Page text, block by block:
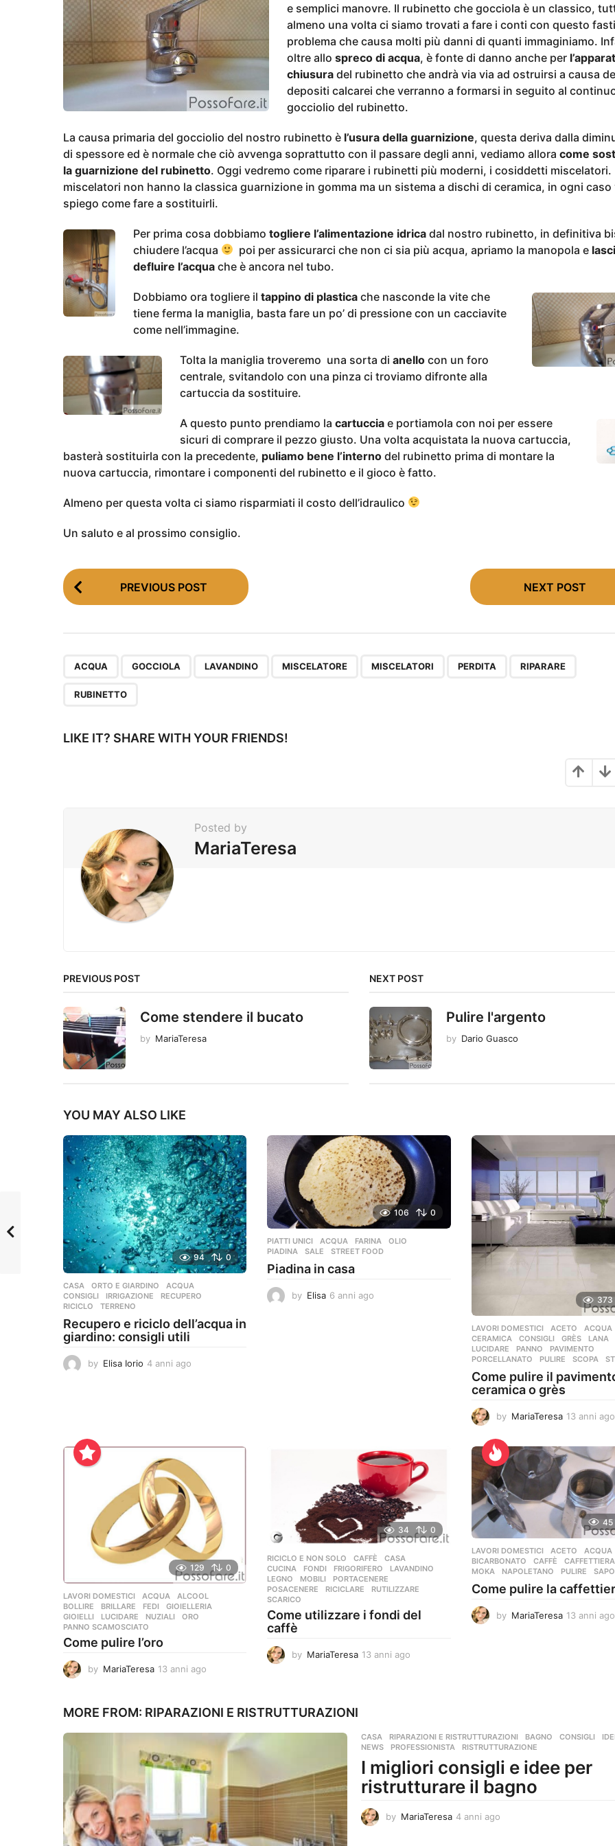
a
n
n
i
o
e semplici manovre. Il rubinetto che gocciola è un classico,
almeno una volta ci siamo trovati a fare i conti con questo
problema che causa molti più danni di quanti immaginiamo.
oltre allo spreco di acqua, è fonte di danno anche per
chiusuradel rubinetto che andrà via via ad ostruirsi a causa
depositi calcarei che verranno a formarsi in seguito al
gocciolio del rubinetto.
La causa primaria del gocciolio del nostro rubinetto è l’usura della guarnizione, questa deriva dalla
di spessore ed è normale che ciò avvenga soprattutto con il passare degli anni, vediamo allora come
la guarnizione del rubinetto. Oggi vedremo come riparare i rubinetti più moderni, i cosiddetti miscelatori.
miscelatori non hanno la classica guarnizione in gomma ma un sistema a dischi di ceramica, in ogni caso
spiego come fare a sostituirli.
Per prima cosa dobbiamo togliere l’alimentazione idricadal nostro rubinetto, in definitiva
chiudere l’acqua
poi per assicurarci che non ci sia più acqua, apriamo la manopola e
defluire l’acquache è ancora nel tubo.
Dobbiamo ora togliere il tappino di plasticache nasconde la vite che
tiene ferma la maniglia, basta fare un po’ di pressione con un cacciavite
come nell’immagine.
Tolta la maniglia troveremo una sorta di anellocon un foro
centrale, svitandolo con una pinza ci troviamo difronte alla
cartuccia da sostituire.
A questo punto prendiamo la cartucciae portiamola con noi per essere
sicuri di comprare il pezzo giusto. Una volta acquistata la nuova cartuccia,
basterà sostituirla con la precedente, puliamo bene l’interno del rubinetto prima di montare la
nuova cartuccia, rimontare i componenti del rubinetto e il gioco è fatto.
Almeno per questa volta ci siamo risparmiati il costo dell’idraulico
Un saluto e al prossimo consiglio.
P
o
P
i
PREVIOUS POST NEXT POST
ACQUA GOCCIOLA LAVANDINO MISCELATORE MISCELATORI PERDITA RIPARARE
RUBINETTO
LIKE IT? SHARE WITH YOUR FRIENDS!
Posted by
MariaTeresa
PREVIOUS POST
Come stendere il bucato
by MariaTeresa
NEXT POST
Pulire l'argento
by Dario Guasco
YOU MAY ALSO LIKE
94 0
CASA ,ORTO E GIARDINO ACQUA
CONSIGLI
,IRRIGAZIONE ,RECUPERO
RICICLO
,TERRENO
Recupero e riciclo dell’acqua in
giardino: consigli utili
by Elisa Iorio 4 anni ago
106 0
PIATTI UNICI ACQUA ,FARINA ,OLIO
PIADINA
,SALE ,STREET FOOD
Piadina in casa
by Elisa 6 anni ago 373
LAVORI DOMESTICI ACETO ,ACQUA
CERAMICA
,CONSIGLI ,GRÈS ,LANA
LUCIDARE
,PANNO ,PAVIMENTO
PORCELLANATO
,PULIRE ,SCOPA ,
Come pulire il
ceramica o grès
by MariaTeresa 13 anni ago
129 0
LAVORI DOMESTICI ACQUA ,ALCOOL
BOLLIRE
,BRILLARE ,FEDI ,GIOIELLERIA
GIOIELLI
,LUCIDARE ,NUZIALI ,ORO
PANNO SCAMOSCIATO
Come pulire l’oro
by MariaTeresa 13 anni ago
n
i
g
o
34 0
RICICLO E NON SOLO CAFFÈ ,CASA
CUCINA
,FONDI ,FRIGORIFERO ,LAVANDINO
LEGNO
,MOBILI ,PORTACENERE
POSACENERE
,RICICLARE ,RUTILIZZARE
SCARICO
Come utilizzare i fondi del
caffè
by MariaTeresa 13 anni ago
a
g
45
LAVORI DOMESTICI ACETO ,ACQUA
BICARBONATO
,CAFFÈ ,CAFFETTIERA
MOKA
,NAPOLETANO ,PULIRE ,
Come pulire la
by MariaTeresa 13 anni ago
MORE FROM: RIPARAZIONI E RISTRUTTURAZIONI
CASA ,RIPARAZIONI E RISTRUTTURAZIONI BAGNO ,CONSIGLI ,
NEWS
,PROFESSIONISTA ,RISTRUTTURAZIONE
I migliori consigli e idee per
ristrutturare il bagno
by MariaTeresa 4 anni ago